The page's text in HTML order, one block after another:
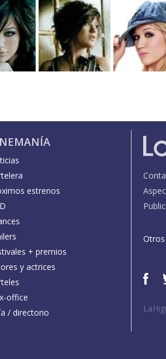
estrenos
+ premios
y actrices
office
/ directorio
Otros